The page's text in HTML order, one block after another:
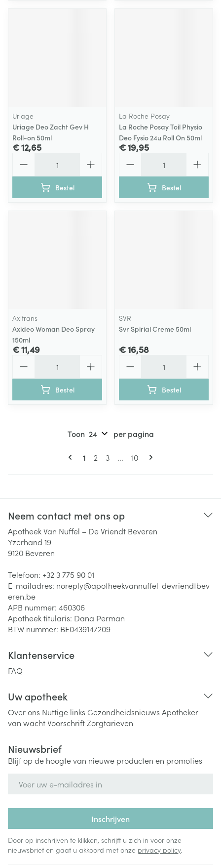
Uriage
Uriage Deo Zacht Gev H
Roll-on 50ml
€ 12,65
Bestel
La Roche Posay
La Roche Posay Toil Physio
Deo Fysio 24u Roll On 50ml
€ 19,95
Bestel
Axitrans
Axideo Woman Deo Spray
150ml
€ 11,49
Bestel
SVR
Svr Spirial Creme 50ml
€ 16,58
Bestel
Pagina's
U lees momenteel pagina
1 Pagina
2 Pagina
3 ... Pagina
10
Toon per pagina
Neem contact met ons op
Apotheek Van Nuffel – De Vriendt Beveren
Yzerhand 19
9120 Beveren
Telefoon: +32 3 775 90 01
E-mailadres: noreply@apotheekvannuffel-devriendtbev
eren.be
APB nummer: 460306
Apotheek titularis: Dana Perman
BTW nummer: BE0439147209
Klantenservice
FAQ
Uw apotheek
Over ons Nuttige links Gezondheidsnieuws Apotheker
van wachtVoorschriftZorgtarieven
Nieuwsbrief
Blijf op de hoogte van nieuwe producten en promoties
Inschrijven
Door op inschrijven te klikken, schrijft u zich in voor onze
nieuwsbrief en gaat u akkoord met onze privacy policy.